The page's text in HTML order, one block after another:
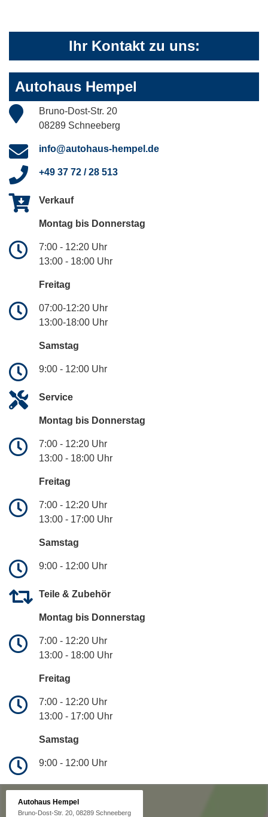
Ihr Kontakt zu uns:
Autohaus Hempel
Bruno-Dost-Str. 20
08289 Schneeberg
info@autohaus-hempel.de
+49 37 72 / 28 513
Verkauf
Montag bis Donnerstag
7:00 - 12:20 Uhr
13:00 - 18:00 Uhr
Freitag
07:00-12:20 Uhr
13:00-18:00 Uhr
Samstag
9:00 - 12:00 Uhr
Service
Montag bis Donnerstag
7:00 - 12:20 Uhr
13:00 - 18:00 Uhr
Freitag
7:00 - 12:20 Uhr
13:00 - 17:00 Uhr
Samstag
9:00 - 12:00 Uhr
Teile & Zubehör
Montag bis Donnerstag
7:00 - 12:20 Uhr
13:00 - 18:00 Uhr
Freitag
7:00 - 12:20 Uhr
13:00 - 17:00 Uhr
Samstag
9:00 - 12:00 Uhr
Autohaus Hempel
Bruno-Dost-Str. 20, 08289 Schneeberg